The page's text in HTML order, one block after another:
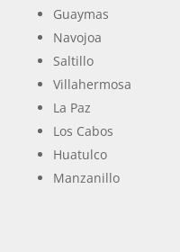
Guaymas
Navojoa
Saltillo
Villahermosa
La Paz
Los Cabos
Huatulco
Manzanillo